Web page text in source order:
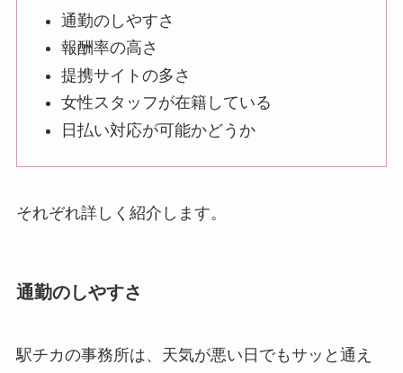
通勤のしやすさ
報酬率の高さ
提携サイトの多さ
女性スタッフが在籍している
日払い対応が可能かどうか
それぞれ詳しく紹介します。
通勤のしやすさ
駅チカの事務所は、天気が悪い日でもサッと通え